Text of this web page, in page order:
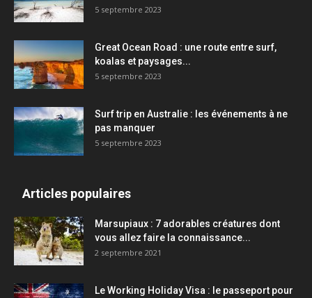
5 septembre 2023
Great Ocean Road : une route entre surf,
koalas et paysages...
5 septembre 2023
Surf trip en Australie : les événements à ne
pas manquer
5 septembre 2023
Articles populaires
Marsupiaux : 7 adorables créatures dont
vous allez faire la connaissance...
2 septembre 2021
Le Working Holiday Visa : le passeport pour